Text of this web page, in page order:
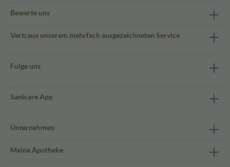
Bewerte uns
Vertraue unserem mehrfach ausgezeichneten Service
Folge uns
Sanicare App
Unternehmen
Meine Apotheke